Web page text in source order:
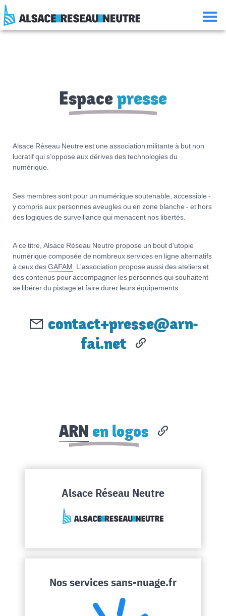
Aller
au
contenu
Aller
la
Aller
la
Consulter
le
plan
Espacepresse
Alsace Réseau Neutre est une association militante à but non
lucratif qui s’oppose aux dérives des technologies du
numérique.
Ses membres sont pour un numérique soutenable, accessible -
y compris aux personnes aveugles ou en zone blanche - et hors
des logiques de surveillance qui menacent nos libertés.
A ce titre, Alsace Réseau Neutre propose un bout d’utopie
numérique composée de nombreux services en ligne alternatifs
à ceux desGAFAM. L'association propose aussi des ateliers et
des contenus pour accompagner les personnes qui souhaitent
se libérer du pistage et faire durer leurs équipements.
contact+presse@arn-
fai.net
ARN en logos
Alsace Réseau Neutre
Nos services sans-nuage.fr